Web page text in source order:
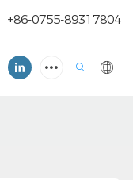
+86-0755-89317804